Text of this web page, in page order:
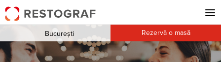
București Rezervă o masă